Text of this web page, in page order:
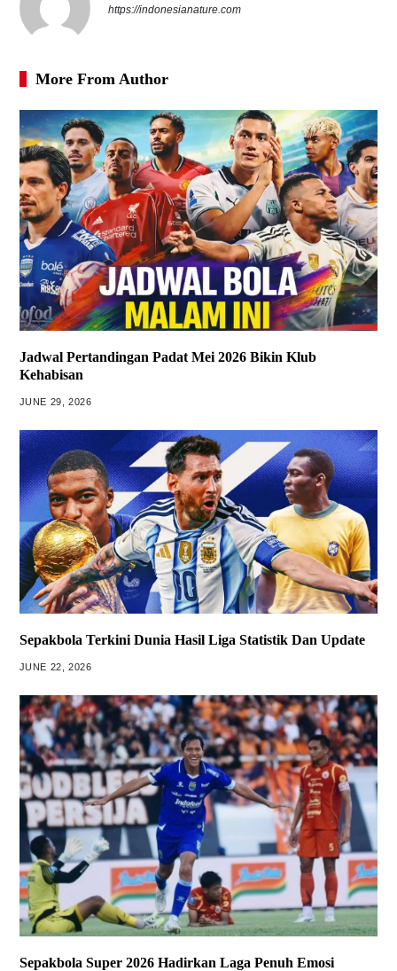
https://indonesianature.com
More From Author
Jadwal Pertandingan Padat Mei 2026 Bikin Klub
Kehabisan
JUNE 29, 2026
Sepakbola Terkini Dunia Hasil Liga Statistik Dan Update
JUNE 22, 2026
Sepakbola Super 2026 Hadirkan Laga Penuh Emosi